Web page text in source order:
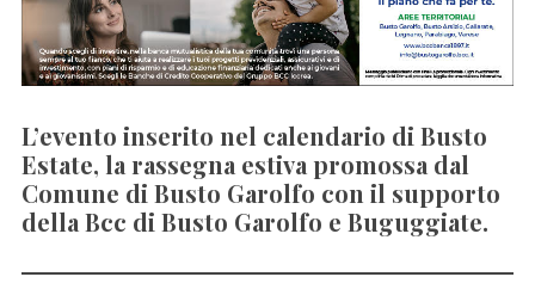
L’evento inserito nel calendario di Busto
Estate, la rassegna estiva promossa dal
Comune di Busto Garolfo con il supporto
della Bcc di Busto Garolfo e Buguggiate.